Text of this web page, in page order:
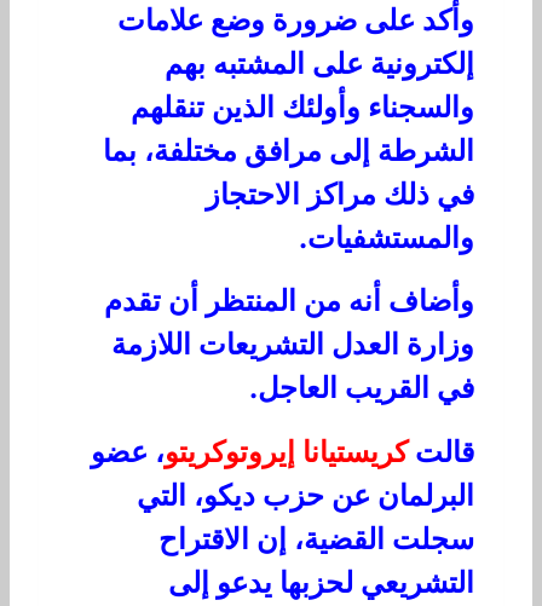
وأكد على ضرورة وضع علامات
إلكترونية على المشتبه بهم
والسجناء وأولئك الذين تنقلهم
الشرطة إلى مرافق مختلفة، بما
في ذلك مراكز الاحتجاز
والمستشفيات.
وأضاف أنه من المنتظر أن تقدم
وزارة العدل التشريعات اللازمة
في القريب العاجل.
قالتكريستيانا إيروتوكريتو، عضو
البرلمان عن حزب ديكو، التي
سجلت القضية، إن الاقتراح
التشريعي لحزبها يدعو إلى